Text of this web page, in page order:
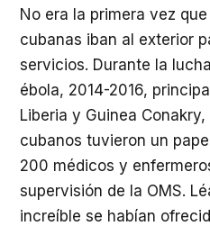
No era la primera vez
cubanas iban al exterior
servicios. Durante la
ébola, 2014-2016,
Liberia y Guinea
cubanos tuvieron un
200 médicos y
supervisión de la OMS.
increíble se habían